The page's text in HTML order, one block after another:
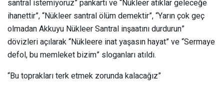
santral istemiyoruz” pankartı ve “Nükleer atıklar geleceğe
ihanettir”, “Nükleer santral ölüm demektir”, “Yarın çok geç
olmadan Akkuyu Nükleer Santral inşaatını durdurun”
dövizleri açılarak “Nükleere inat yaşasın hayat” ve “Sermaye
defol, bu memleket bizim” sloganları atıldı.
“Bu toprakları terk etmek zorunda kalacağız”